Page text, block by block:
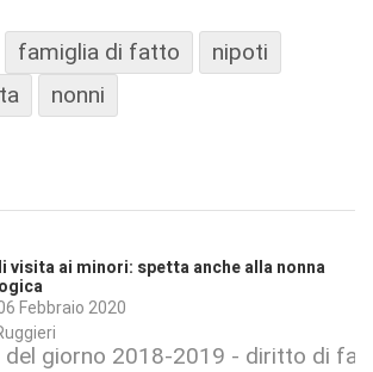
famiglia di fatto
nipoti
nonni
visita ai minori: spetta anche alla nonna
Febbraio 2020
del giorno 2018-2019 - diritto di